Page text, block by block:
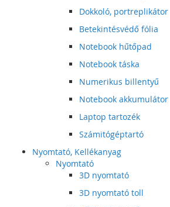
Dokkoló, portreplikátor
Betekintésvédő fólia
Notebook hűtőpad
Notebook táska
Numerikus billentyű
Notebook akkumulátor
Laptop tartozék
Számitógéptartó
Nyomtató, Kellékanyag
Nyomtató
3D nyomtató
3D nyomtató toll